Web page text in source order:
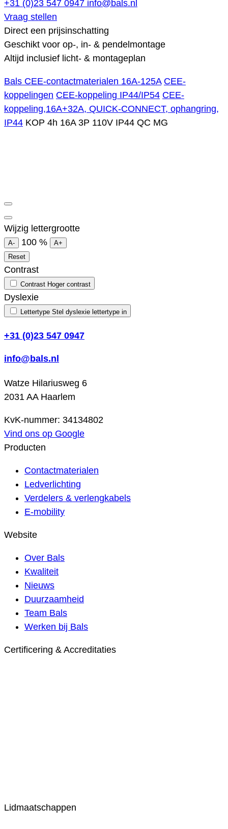
+31 (0)23 547 0947 info@bals.nl
Vraag stellen
Direct een prijsinschatting
Geschikt voor op-, in- & pendelmontage
Altijd inclusief licht- & montageplan
Bals CEE-contactmaterialen 16A-125A CEE-
koppelingen CEE-koppeling IP44/IP54 CEE-
koppeling,16A+32A, QUICK-CONNECT, ophangring,
IP44 KOP 4h 16A 3P 110V IP44 QC MG
Wijzig lettergrootte
A- 100 %
A+
Reset
Contrast
Contrast Hoger contrast
Dyslexie
Lettertype Stel dyslexie lettertype in
+31 (0)23 547 0947
info@bals.nl
Watze Hilariusweg 6
2031 AA Haarlem
KvK-nummer: 34134802
Vind ons op Google
Producten
Contactmaterialen
Ledverlichting
Verdelers & verlengkabels
E-mobility
Website
Over Bals
Kwaliteit
Nieuws
Duurzaamheid
Team Bals
Werken bij Bals
Certificering & Accreditaties
Lidmaatschappen